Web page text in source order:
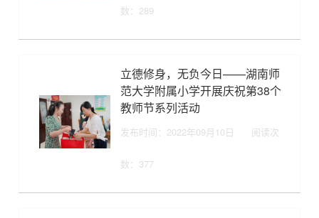
数： 289
立德修身，无负今日——湖南师
范大学附属小学开展庆祝第38个
教师节系列活动
发布时间：2022年09月10日 阅读次
数： 377